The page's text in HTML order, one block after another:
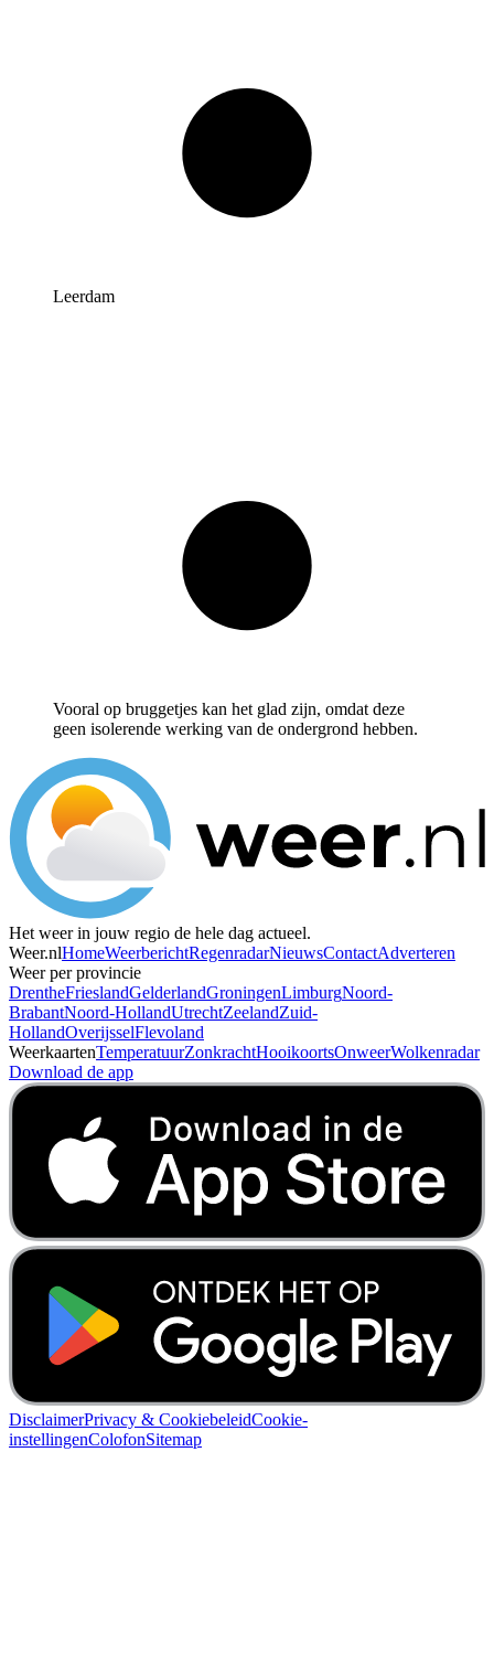
Leerdam
Vooral op bruggetjes kan het glad zijn, omdat deze
geen isolerende werking van de ondergrond hebben.
Het weer in jouw regio de hele dag actueel.
Weer.nlHomeWeerberichtRegenradarNieuwsContactAdverteren
Weer per provincie
DrentheFrieslandGelderlandGroningenLimburgNoord-
BrabantNoord-HollandUtrechtZeelandZuid-
HollandOverijsselFlevoland
WeerkaartenTemperatuurZonkrachtHooikoortsOnweerWolkenradar
Download de app
DisclaimerPrivacy & CookiebeleidCookie-
instellingenColofonSitemap